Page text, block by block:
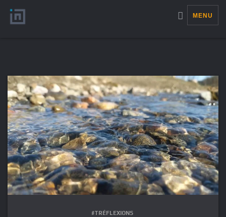
MENU
#TRÉFLEXIONS